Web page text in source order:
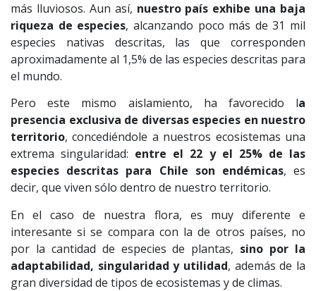
más lluviosos. Aun así, nuestro país exhibe una baja
riqueza de especies, alcanzando poco más de 31 mil
especies nativas descritas, las que corresponden
aproximadamente al 1,5% de las especies descritas para
el mundo.
Pero este mismo aislamiento, ha favorecido la
presencia exclusiva de diversas especies en nuestro
territorio, concediéndole a nuestros ecosistemas una
extrema singularidad: entre el 22 y el 25% de las
especies descritas para Chile son endémicas, es
decir, que viven sólo dentro de nuestro territorio.
En el caso de nuestra flora, es muy diferente e
interesante si se compara con la de otros países, no
por la cantidad de especies de plantas, sino por la
adaptabilidad, singularidad y utilidad, además de la
gran diversidad de tipos de ecosistemas y de climas.